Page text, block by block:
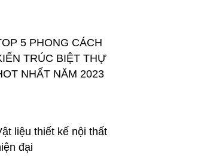
5 PHONG CÁCH
TRÚC BIỆT THỰ
NHẤT NĂM 2023
liệu thiết kế nội thất
đại